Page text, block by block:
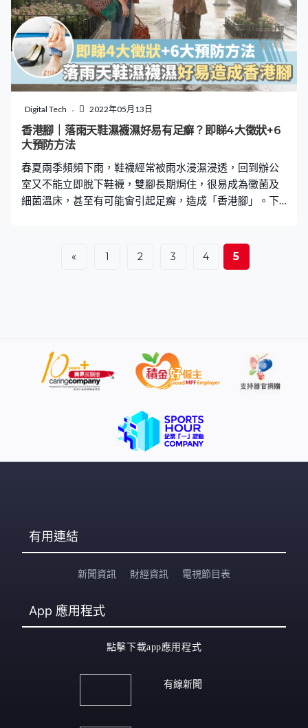
綠茶 綠茶含有兒茶素，具有抗氧化功能，亦能阻斷腫瘤細
胞增生，有助抑制癌細胞。 5. 菌菇類 香菇含有香菇多醣及
β－葡萄醣酶，有一定的抗癌物質，亦可增強免疫力、預防
細胞突變，減緩癌細胞的繁殖與生長。 推薦閱讀： 胃癌｜
即食麵、燒烤當正餐 16歲少女患末期胃癌 肚痛、無胃口 7
大症狀要注意 堅強媽媽患直腸癌 抗癌8年捱過70次化療 寫
遺書給子女：下輩子還要當家人 😊 為生活增值 Like 👉有
線生活FB💪 睇健康貼士 Like 👉有線健康FB🔔 接收最新生
活資訊 follow 👉 有線生活IG @icable.lif
Digital Tech 2022年05月13日
香港腳｜落雨天鞋濕襪濕好易有足癬？即睇4大徵狀+6
大預防方法
春夏兩季頻頻下雨，鞋襪經常被雨水浸濕浸透，回到辦公
室又不能立即脫下鞋襪，雙腳長期焗住，很易成為黴菌及
細菌溫床，甚至有可能會引起足癬，造成「香港腳」。下
港腳徵狀： （1）痕癢 （2）紅腫 （3）水泡 （4）腳底及
腳趾間有大量厚皮屑脫落 預防勝於治療，要預防感染香港
腳趾之間的縫隙，以免濕氣積聚，造成黴菌滋生。 （3）
在腳趾間塗抹潤膚膏 可在出門前先在腳趾間塗抹潤膚膏，
減少因腳部出汗而積累濕氣，以及避免因摩擦而造成傷
氣、也會有掉落的皮屑，導致鞋裡容易生長黴菌。所以最
好每次出門都穿著一對新鞋，最好準備3對輪流替換，讓穿
過的鞋子有時間散去濕氣。 （5）定期更換鞋襪 鞋襪穿久
了就會有大量汗水和皮屑，成為黴菌及細菌的溫床，因此
« 1 2 3 4 5
有用連結
新聞資訊 財經資訊 電視節目表
App 應用程式
點擊下載app應用程式
有線新聞